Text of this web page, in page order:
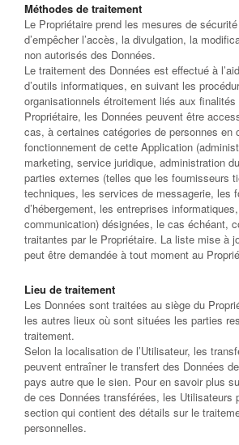
Méthodes de traitement
Le Propriétaire prend les mesures de
d’empêcher l’accès, la divulgation, la
non autorisés des Données.
Le traitement des Données est effectué à
d’outils informatiques, en suivant les
organisationnels étroitement liés aux
Propriétaire, les Données peuvent être
cas, à certaines catégories de personnes en
fonctionnement de cette Application
marketing, service juridique, administration
parties externes (telles que les fournisseurs
techniques, les services de messagerie, les
d’hébergement, les entreprises
communication) désignées, le cas échéant,
traitantes par le Propriétaire. La liste mise à
peut être demandée à tout moment au
Lieu de traitement
Les Données sont traitées au siège du
les autres lieux où sont situées les parties
traitement.
Selon la localisation de l’Utilisateur, les
peuvent entraîner le transfert des Données
pays autre que le sien. Pour en savoir plus
de ces Données transférées, les Utilisateurs
section qui contient des détails sur le
personnelles.